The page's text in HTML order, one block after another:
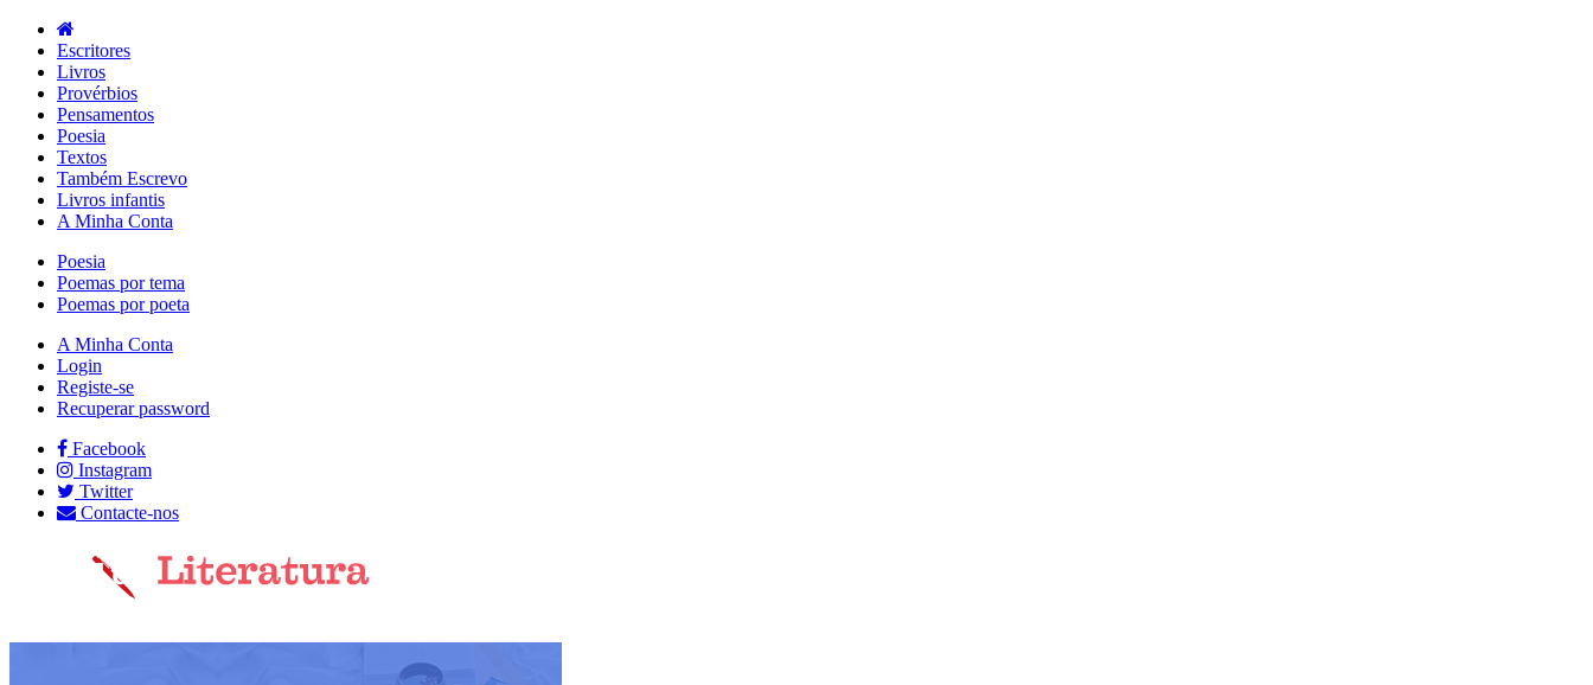
Escritores
Livros
Provérbios
Pensamentos
Poesia
Textos
Também Escrevo
Livros infantis
A Minha Conta
Poesia
Poemas por tema
Poemas por poeta
A Minha Conta
Login
Registe-se
Recuperar password
Facebook
Instagram
Twitter
Contacte-nos